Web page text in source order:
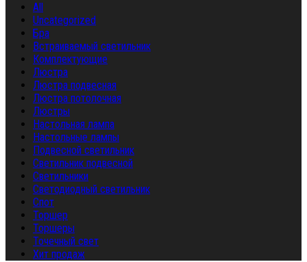
All
Uncategorized
Бра
Встраиваемый светильник
Комплектующие
Люстра
Люстра подвесная
Люстра потолочная
Люстры
Настольная лампа
Настольные лампы
Подвесной светильник
Светильник подвесной
Светильники
Светодиодный светильник
Спот
Торшер
Торшеры
Точечный свет
Хит продаж